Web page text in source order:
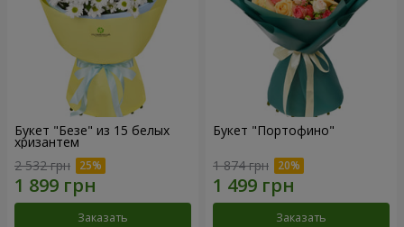
Букет "Безе" из 15 белых
хризантем
2 532 грн
Заказать
Букет "Портофино"
1 874 грн
Заказать